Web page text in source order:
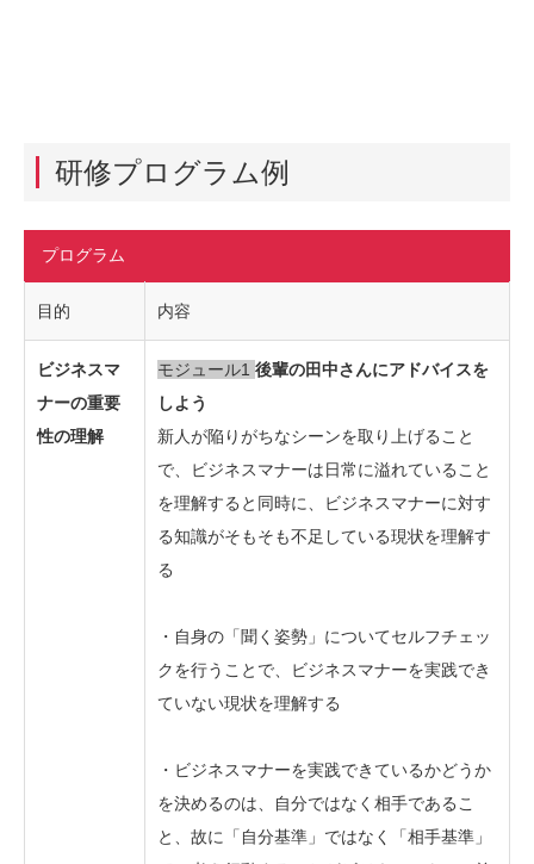
研修プログラム例
プログラム
目的 内容
ビジネスマ
ナーの重要
性の理解
モジュール1 後輩の田中さんにアドバイスを
しよう
新人が陥りがちなシーンを取り上げること
で、ビジネスマナーは日常に溢れていること
を理解すると同時に、ビジネスマナーに対す
る知識がそもそも不足している現状を理解す
る
・自身の「聞く姿勢」についてセルフチェッ
クを行うことで、ビジネスマナーを実践でき
ていない現状を理解する
・ビジネスマナーを実践できているかどうか
を決めるのは、自分ではなく相手であるこ
と、故に「自分基準」ではなく「相手基準」